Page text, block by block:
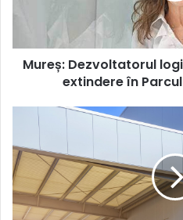
de
extindere
în
Parcul
Mureș: Dezvoltatorul
extindere în
Necesar
materiale
de
construcție
la